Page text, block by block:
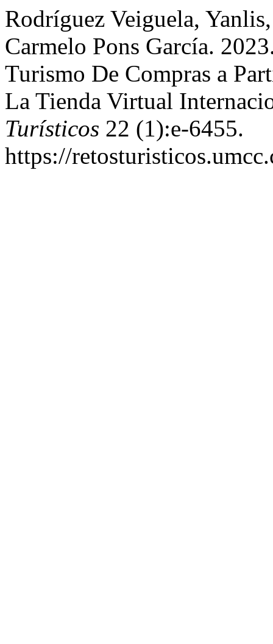
Rodríguez Veiguela,
Carmelo Pons García.
Turismo De Compras a
La Tienda Virtual
Turísticos 22 (1):e-6455.
https://